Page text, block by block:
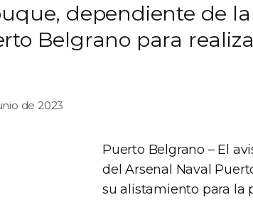
dependiente de
Belgrano para
de 2023
Puerto Belgrano – El
del Arsenal Naval
su alistamiento para la